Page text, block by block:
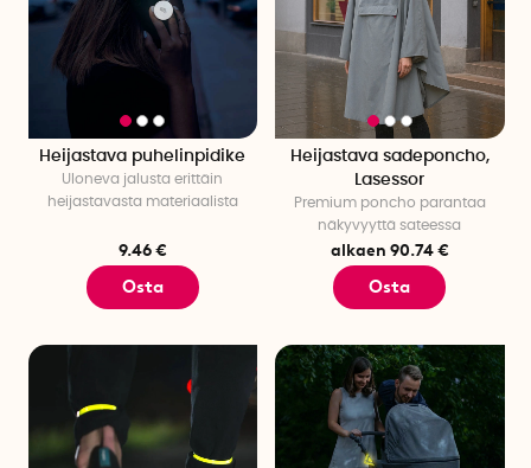
Heijastava puhelinpidike
Uloneva jalusta erittäin
heijastavasta materiaalista
9.46 €
Osta
Heijastava sadeponcho,
Lasessor
Premium poncho parantaa
näkyvyyttä sateessa
alkaen 90.74 €
Osta